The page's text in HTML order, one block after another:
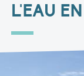
L'EAU